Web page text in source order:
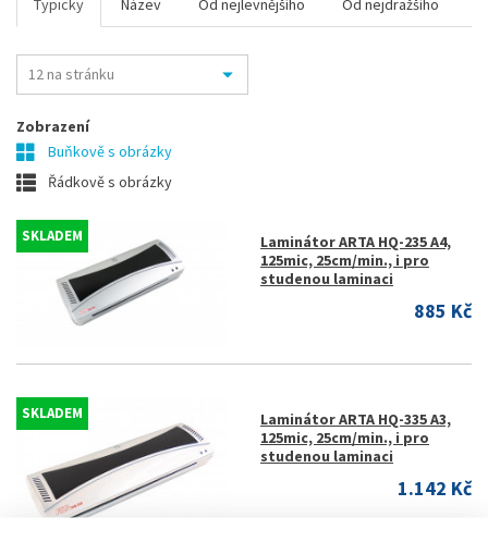
Typicky Název Od nejlevnějšího Od nejdražšího
Zobrazení
Buňkově s obrázky
Řádkově s obrázky
SKLADEM
Laminátor ARTA HQ-235 A4,
125mic, 25cm/min., i pro
studenou laminaci
885 Kč
SKLADEM
Laminátor ARTA HQ-335 A3,
125mic, 25cm/min., i pro
studenou laminaci
1.142 Kč